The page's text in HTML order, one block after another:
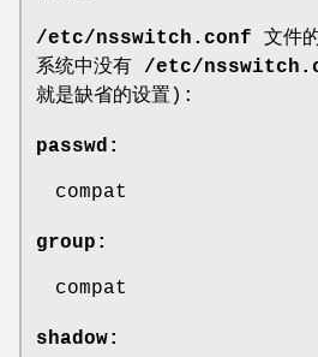
/etc/nsswitch.conf 文件
系统中没有 /etc/
就是缺省的设置):
passwd:
compat
group:
compat
shadow: